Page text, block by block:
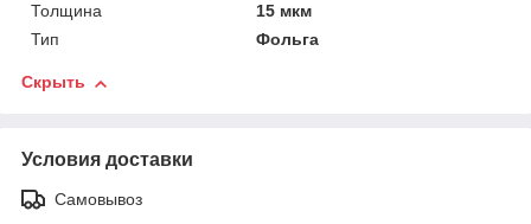
Толщина
15 мкм
Тип
Фольга
Скрыть
Условия доставки
Самовывоз